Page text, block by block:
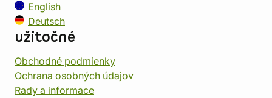
English
Deutsch
užitočné
Obchodné podmienky
Ochrana osobných údajov
Rady a informace